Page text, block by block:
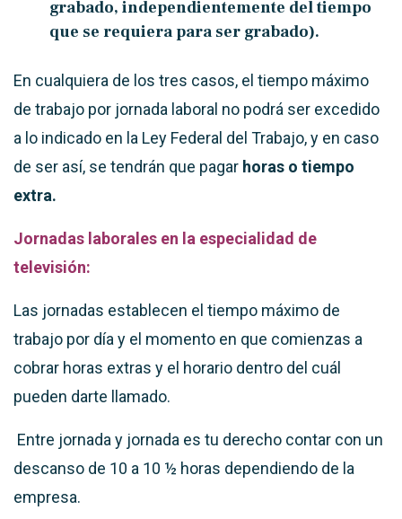
grabado, independientemente del tiempo
que se requiera para ser grabado).
En cualquiera de los tres casos, el tiempo máximo
de trabajo por jornada laboral no podrá ser excedido
a lo indicado en la Ley Federal del Trabajo, y en caso
de ser así, se tendrán que pagar horas o tiempo
extra.
Jornadas laborales en la especialidad de
televisión:
Las jornadas establecen el tiempo máximo de
trabajo por día y el momento en que comienzas a
cobrar horas extras y el horario dentro del cuál
pueden darte llamado.
Entre jornada y jornada es tu derecho contar con un
descanso de 10 a 10 ½ horas dependiendo de la
empresa.